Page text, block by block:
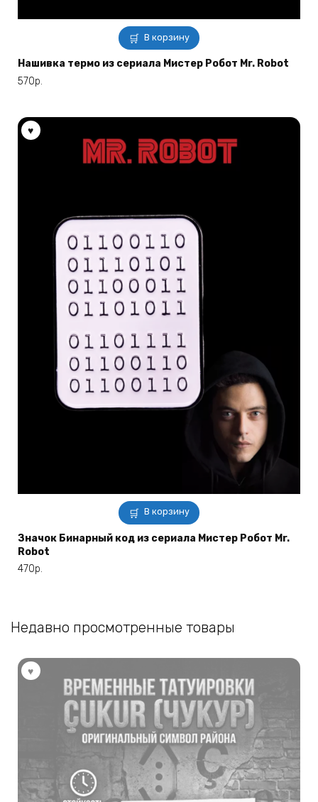
В корзину
Нашивка термо из сериала Мистер Робот Mr. Robot
570р.
В корзину
Значок Бинарный код из сериала Мистер Робот Mr.
Robot
470р.
Недавно просмотренные товары